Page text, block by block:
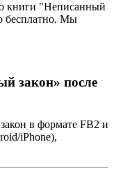
книги "Неписанный
бесплатно. Мы
закон» после
в формате FB2 и
iPhone),